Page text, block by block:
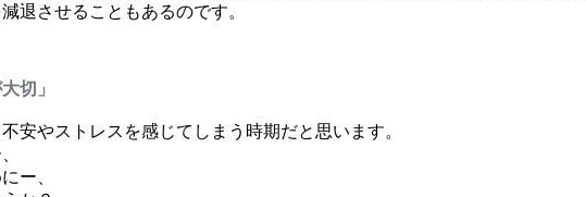
退させることもあるのです。
切」
安やストレスを感じてしまう時期だと思います。
ー、